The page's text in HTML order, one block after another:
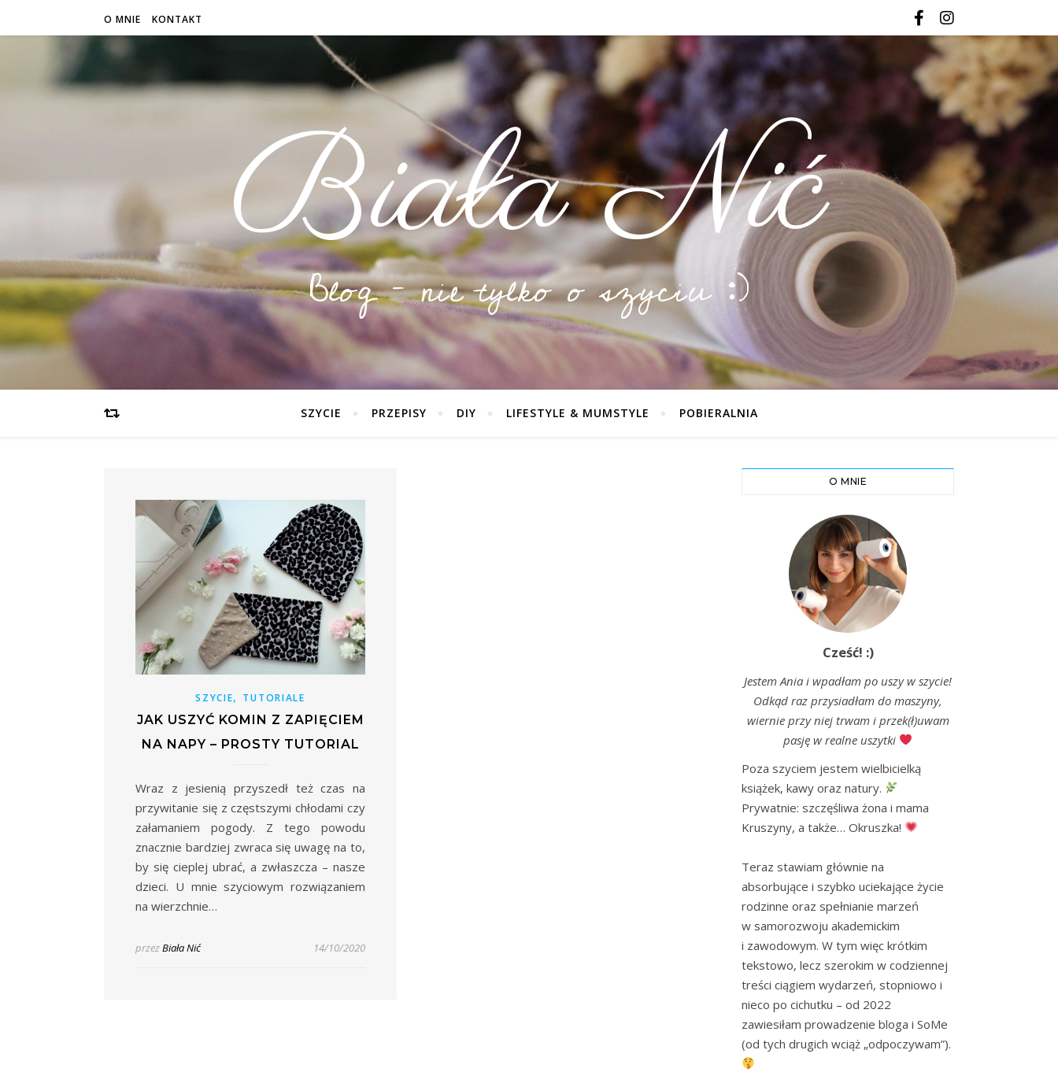
O MNIE KONTAKT
Biała Nić
Blog – nie tylko o szyciu :)
SZYCIE PRZEPISY DIY LIFESTYLE & MUMSTYLE POBIERALNIA
SZYCIE, TUTORIALE
JAK USZYĆ KOMIN Z ZAPIĘCIEM
NA NAPY – PROSTY TUTORIAL
Wraz z jesienią przyszedł też czas na
przywitanie się z częstszymi chłodami czy
załamaniem pogody. Z tego powodu
znacznie bardziej zwraca się uwagę na to,
by się cieplej ubrać, a zwłaszcza – nasze
dzieci. U mnie szyciowym rozwiązaniem
na wierzchnie…
przezBiała Nić 14/10/2020
O MNIE
Cześć! :)
Jestem Ania i wpadłam po uszy w szycie!
Odkąd raz przysiadłam do maszyny,
wiernie przy niej trwam i przek(ł)uwam
pasję w realne uszytki
Poza szyciem jestem wielbicielką
książek, kawy oraz natury.
Prywatnie: szczęśliwa żona i mama
Kruszyny, a także… Okruszka!
Teraz stawiam głównie na
absorbujące i szybko uciekające życie
rodzinne oraz spełnianie marzeń
w samorozwoju akademickim
i zawodowym. W tym więc krótkim
tekstowo, lecz szerokim w codziennej
treści ciągiem wydarzeń, stopniowo i
nieco po cichutku – od 2022
zawiesiłam prowadzenie bloga i SoMe
(od tych drugich wciąż „odpoczywam”).